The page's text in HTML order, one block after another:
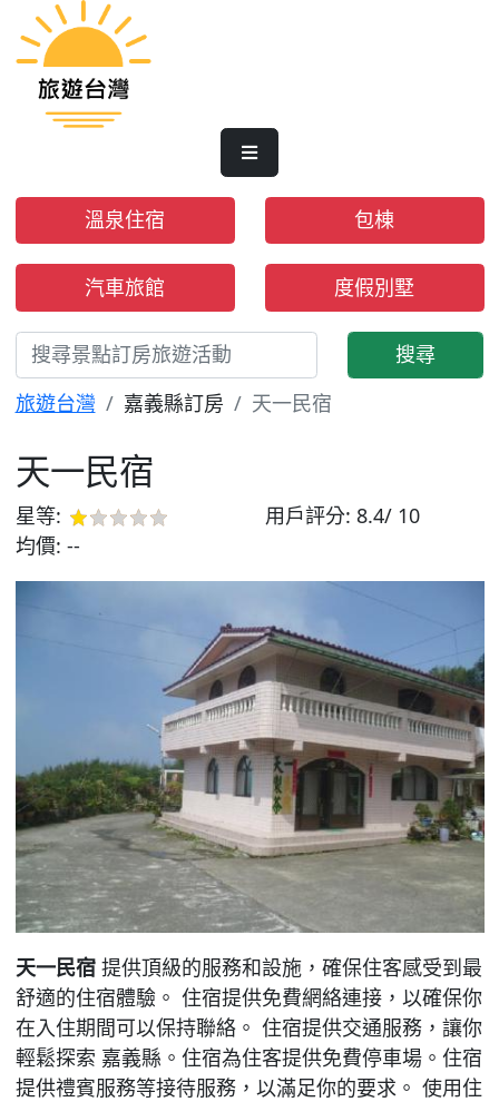
溫泉住宿 包棟
汽車旅館 度假別墅
搜尋
旅遊台灣
嘉義縣訂房 天一民宿
天一民宿
星等: 用戶評分: 8.4/ 10
均價: --
天一民宿提供頂級的服務和設施，確保住客感受到最
舒適的住宿體驗。 住宿提供免費網絡連接，以確保你
在入住期間可以保持聯絡。 住宿提供交通服務，讓你
輕鬆探索 嘉義縣。住宿為住客提供免費停車場。住宿
提供禮賓服務等接待服務，以滿足你的要求。 使用住